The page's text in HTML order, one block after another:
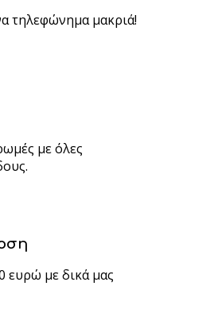
τηλεφώνημα μακριά!
με όλες
ευρώ με δικά μας